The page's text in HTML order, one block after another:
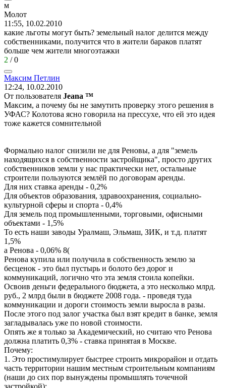
м
Молот
11:55, 10.02.2010
какие льготы могут быть? земельный налог делится между
собственниками, получится что в жители бараков платят
больше чем жители многоэтажки
2 /0
Максим Петлин
12:24, 10.02.2010
От пользователя Jeana ™
Максим, а почему бы не замутить проверку этого решения в
УФАС? Колотова ясно говорила на прессухе, что ей это идея
тоже кажется сомнительной
Формально налог снизили не для Реновы, а для "земель
находящихся в собственности застройщика", просто других
собственников земли у нас практически нет, остальные
строители пользуются землёй по договорам аренды.
Для них ставка аренды - 0,2%
Для объектов образования, здравоохранения, социально-
культурной сферы и спорта - 0,4%
Для земель под промышленными, торговыми, офисными
объектами - 1,5%
То есть наши заводы Уралмаш, Эльмаш, ЗИК, и т.д. платят
1,5%
а Ренова - 0,06% 8(
Ренова купила или получила в собственность землю за
бесценок - это был пустырь и болото без дорог и
коммуникаций, логично что эта земля стоила копейки.
Освоив деньги федерального бюджета, а это несколько млрд.
руб., 2 млрд были в бюджете 2008 года. - проведя туда
коммуникации и дороги стоимость земли выросла в разы.
После этого под залог участка был взят кредит в банке, земля
загладывалась уже по новой стоимости.
Опять же я только за Академический, но считаю что Ренова
должна платить 0,3% - ставка принятая в Москве.
Почему:
1. Это простимулирует быстрее строить микрорайон и отдать
часть территории нашим местным строительным компаниям
(наши до сих пор вынуждены промышлять точечной
застройкой);